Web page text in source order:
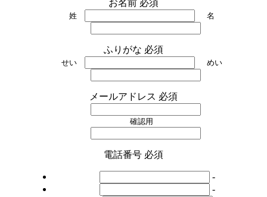
お名前 必須
姓 名
ふりがな 必須
せい めい
メールアドレス 必須
確認用
電話番号 必須
-
-